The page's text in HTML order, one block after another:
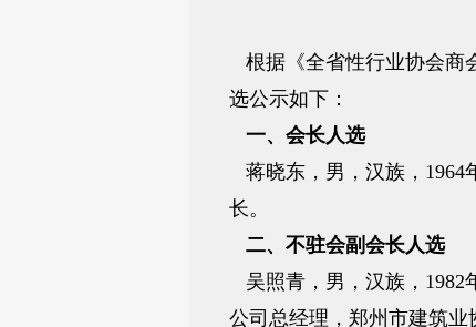
根据《全省性行业协会商
选公示如下：
一、会长人选
蒋晓东，男，汉族，1964
长。
二、不驻会副会长人选
吴照青，男，汉族，1982
公司总经理，郑州市建筑业